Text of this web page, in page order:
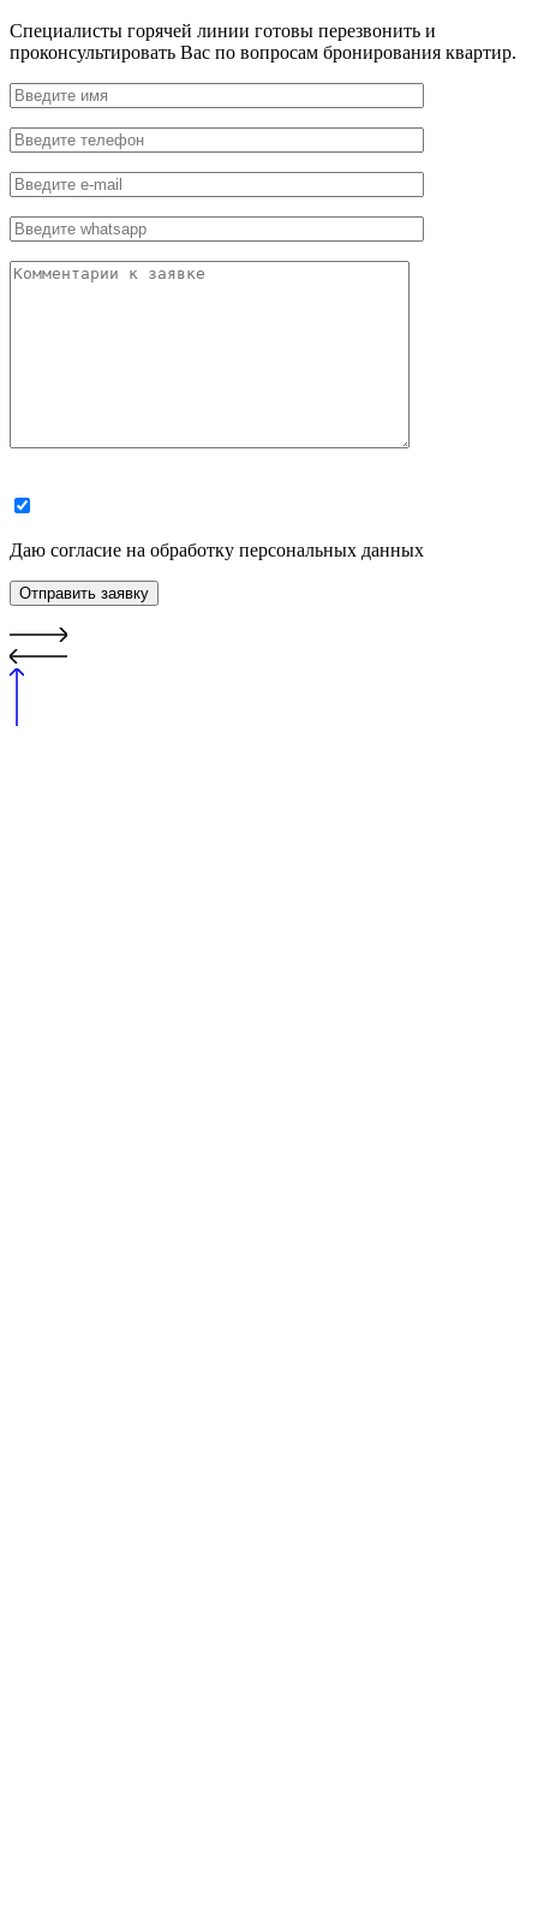
Специалисты горячей линии готовы перезвонить и
проконсультировать Вас по вопросам бронирования квартир.
Даю согласие на обработку персональных данных
Отправить заявку